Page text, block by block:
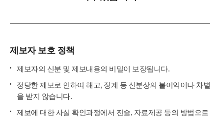
제보자 보호 정책
제보자의 신분 및 제보내용의 비밀이 보장됩니다.
정당한 제보로 인하여 해고, 징계 등 신분상의 불이익이나 차별
을 받지 않습니다.
제보에 대한 사실 확인과정에서 진술, 자료제공 등의 방법으로